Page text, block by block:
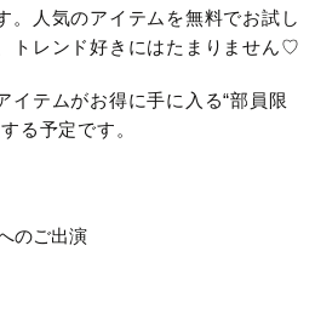
。人気のアイテムを無料でお試し
トレンド好きにはたまりません♡
イテムがお得に手に入る“部員限
る予定です。
のご出演